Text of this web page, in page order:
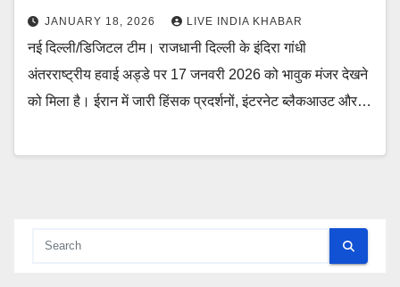
JANUARY 18, 2026 LIVE INDIA KHABAR
नई दिल्ली/डिजिटल टीम। राजधानी दिल्ली के इंदिरा गांधी
अंतरराष्ट्रीय हवाई अड्डे पर 17 जनवरी 2026 को भावुक मंजर देखने
को मिला है। ईरान में जारी हिंसक प्रदर्शनों, इंटरनेट ब्लैकआउट और…